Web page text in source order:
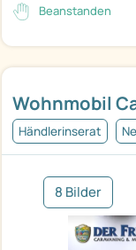
Wohnmobil
Händlerinserat
8 Bilder
Beanstanden